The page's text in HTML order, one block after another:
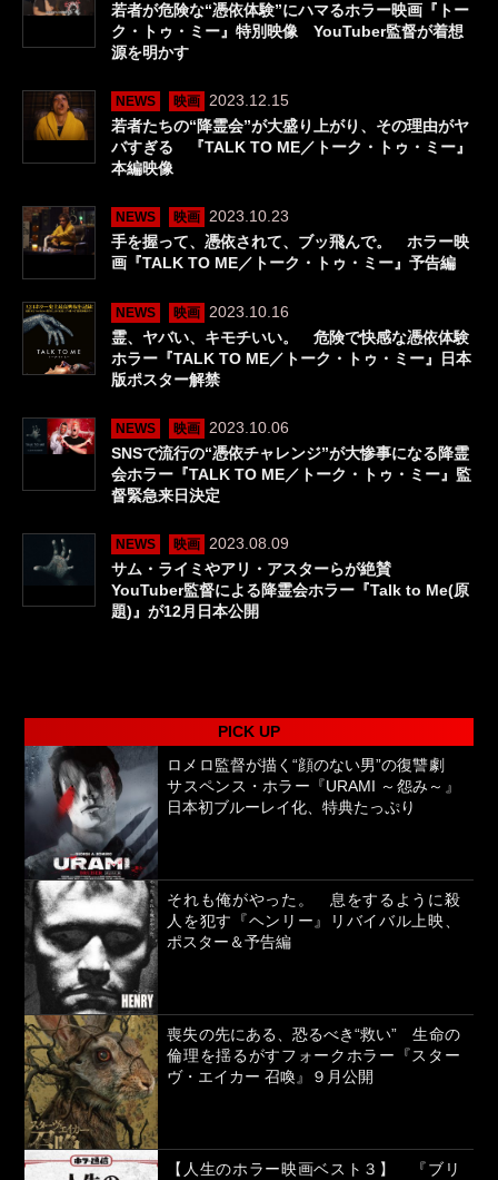
若者が危険な“憑依体験”にハマるホラー映画『トー
ク・トゥ・ミー』特別映像 YouTuber監督が着想
源を明かす
NEWS 映画
2023.12.15
若者たちの“降霊会”が大盛り上がり、その理由がヤ
バすぎる 『TALK TO ME／トーク・トゥ・ミー』
本編映像
NEWS 映画
2023.10.23
手を握って、憑依されて、ブッ飛んで。 ホラー映
画『TALK TO ME／トーク・トゥ・ミー』予告編
NEWS 映画
2023.10.16
霊、ヤバい、キモチいい。 危険で快感な憑依体験
ホラー『TALK TO ME／トーク・トゥ・ミー』日本
版ポスター解禁
NEWS 映画
2023.10.06
SNSで流行の“憑依チャレンジ”が大惨事になる降霊
会ホラー『TALK TO ME／トーク・トゥ・ミー』監
督緊急来日決定
NEWS 映画
2023.08.09
サム・ライミやアリ・アスターらが絶賛
YouTuber監督による降霊会ホラー『Talk to Me(原
題)』が12月日本公開
PICK UP
ロメロ監督が描く“顔のない男”の復讐劇
サスペンス・ホラー『URAMI ～怨み～』
日本初ブルーレイ化、特典たっぷり
それも俺がやった。 息をするように殺
人を犯す『ヘンリー』リバイバル上映、
ポスター＆予告編
喪失の先にある、恐るべき“救い” 生命の
倫理を揺るがすフォークホラー『スター
ヴ・エイカー 召喚』９月公開
【人生のホラー映画ベスト３】 『ブリ